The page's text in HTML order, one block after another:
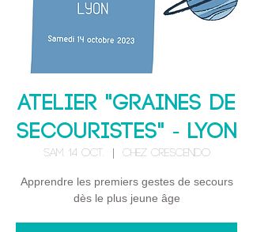
Atelier "Graines de
secouristes" - LYON
sam. 14 oct. Chez Crescendo
Apprendre les premiers gestes de secours
dès le plus jeune âge